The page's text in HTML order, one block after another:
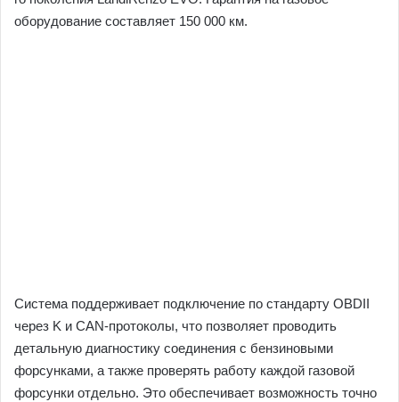
оборудование составляет 150 000 км.
Система поддерживает подключение по стандарту OBDII
через K и CAN-протоколы, что позволяет проводить
детальную диагностику соединения с бензиновыми
форсунками, а также проверять работу каждой газовой
форсунки отдельно. Это обеспечивает возможность точно